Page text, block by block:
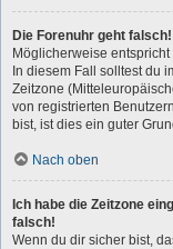
Die Forenuhr geht falsch!
Möglicherweise
In diesem Fall solltest du
Zeitzone
von registrierten
bist, ist dies ein guter
Nach oben
Ich habe die Zeitzone
falsch!
Wenn du dir sicher bist,